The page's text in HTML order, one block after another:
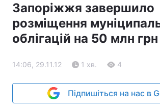
Запоріжжя завершило
розміщення
облігацій на 50 млн грн
14:06, 29.11.12 1 хв. 4
Підпишіться на нас в